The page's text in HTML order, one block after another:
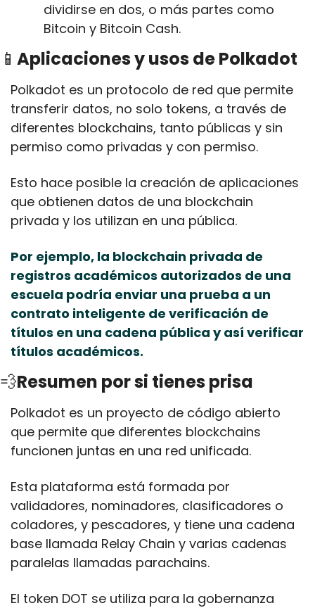
dividirse en dos, o más partes como
Bitcoin y Bitcoin Cash.
📱 Aplicaciones y usos de Polkadot
Polkadot es un protocolo de red que permite
transferir datos, no solo tokens, a través de
diferentes blockchains, tanto públicas y sin
permiso como privadas y con permiso.
Esto hace posible la creación de aplicaciones
que obtienen datos de una blockchain
privada y los utilizan en una pública.
Por ejemplo, la blockchain privada de
registros académicos autorizados de una
escuela podría enviar una prueba a un
contrato inteligente de verificación de
títulos en una cadena pública y así verificar
títulos académicos.
💨Resumen por si tienes prisa
Polkadot es un proyecto de código abierto
que permite que diferentes blockchains
funcionen juntas en una red unificada.
Esta plataforma está formada por
validadores, nominadores, clasificadores o
coladores, y pescadores, y tiene una cadena
base llamada Relay Chain y varias cadenas
paralelas llamadas parachains.
El token DOT se utiliza para la gobernanza